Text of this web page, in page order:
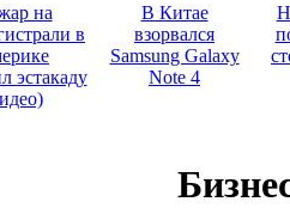
на
в
эстакаду
В Китае
взорвался
Samsung Galaxy
Note 4